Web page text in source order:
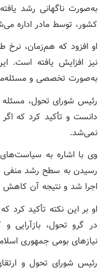
کشور، توسط مادر اداره
او افزود که هم‌زمان، نرخ
نیز افزایش یافته است.
به‌صورت تخصصی و
رئیس شورای تحول،
دانست و تأکید کرد که
نمی‌شد.
وی با اشاره به
رسیدن به سطح رشد منفی
اجرا شد و نتیجه آن کاهش
او بر این نکته تأکید
در گرو تحول، بازآرایی
نیازهای بومی جمهوری
رئیس شورای تحول و